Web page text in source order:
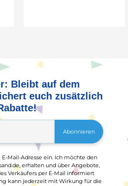
Bleibt auf dem
euch zusätzlich
Abonnieren
Mail-Adresse ein. Ich möchte den
erhalten und über Angebote,
Verkäufers per E-Mail informiert
kann jederzeit mit Wirkung für die